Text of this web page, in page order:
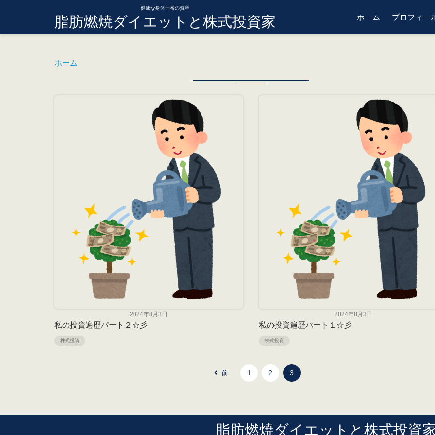
健康な身体一番の資産
脂肪燃焼ダイエットと株式投資家 ホーム プロフィー
ホーム
株式投資
2024年8月3日
私の投資遍歴パート２☆彡
株式投資
2024年8月3日
私の投資遍歴パート１☆彡
前 1 2 3
脂肪燃焼ダイエットと株式投資